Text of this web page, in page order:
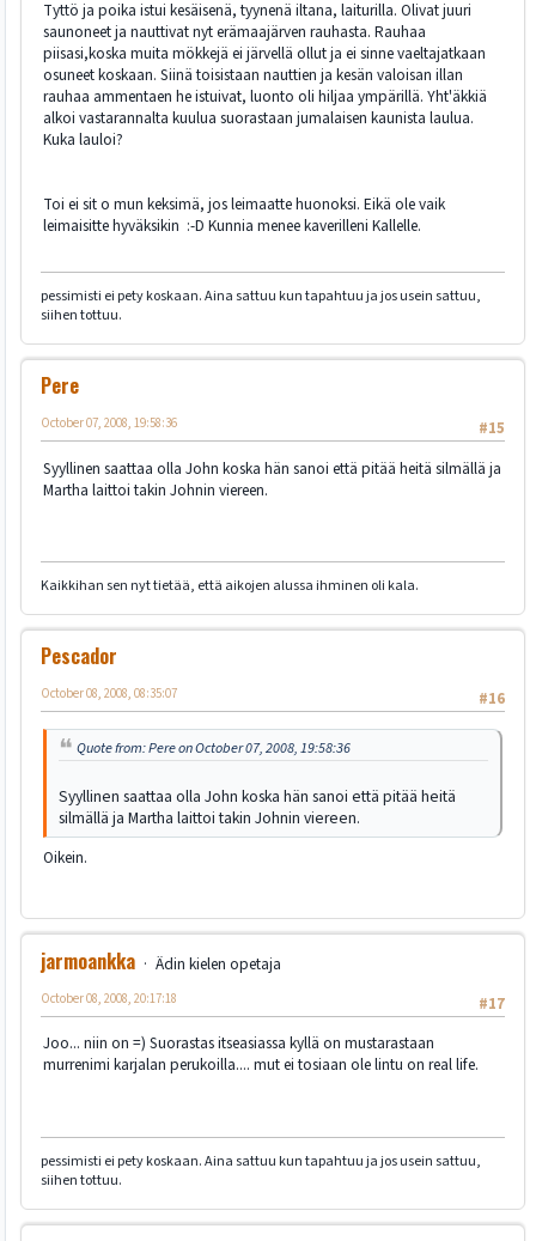
Tyttö ja poika istui kesäisenä, tyynenä iltana, laiturilla. Olivat juuri
saunoneet ja nauttivat nyt erämaajärven rauhasta. Rauhaa
piisasi,koska muita mökkejä ei järvellä ollut ja ei sinne vaeltajatkaan
osuneet koskaan. Siinä toisistaan nauttien ja kesän valoisan illan
rauhaa ammentaen he istuivat, luonto oli hiljaa ympärillä. Yht'äkkiä
alkoi vastarannalta kuulua suorastaan jumalaisen kaunista laulua.
Kuka lauloi?
Toi ei sit o mun keksimä, jos leimaatte huonoksi. Eikä ole vaik
leimaisitte hyväksikin :-D Kunnia menee kaverilleni Kallelle.
pessimisti ei pety koskaan. Aina sattuu kun tapahtuu ja jos usein sattuu,
siihen tottuu.
Pere
#15
October 07, 2008, 19:58:36
Syyllinen saattaa olla John koska hän sanoi että pitää heitä silmällä ja
Martha laittoi takin Johnin viereen.
Kaikkihan sen nyt tietää, että aikojen alussa ihminen oli kala.
Pescador
#16
October 08, 2008, 08:35:07
Quote from: Pere on October 07, 2008, 19:58:36
Syyllinen saattaa olla John koska hän sanoi että pitää heitä
silmällä ja Martha laittoi takin Johnin viereen.
Oikein.
jarmoankka
Ädin kielen opetaja
#17
October 08, 2008, 20:17:18
Joo... niin on =) Suorastas itseasiassa kyllä on mustarastaan
murrenimi karjalan perukoilla.... mut ei tosiaan ole lintu on real life.
pessimisti ei pety koskaan. Aina sattuu kun tapahtuu ja jos usein sattuu,
siihen tottuu.